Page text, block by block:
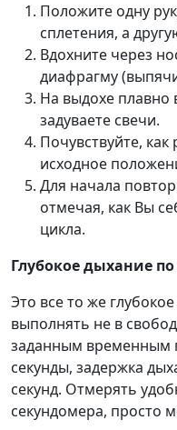
Положите одну
сплетения, а
Вдохните через
диафрагму
На выдохе плавно
задуваете свечи.
Почувствуйте,
исходное
Для начала
отмечая, как Вы
цикла.
Глубокое дыхание по
Это все то же
выполнять не в
заданным временным
секунды, задержка
секунд. Отмерять
секундомера, просто